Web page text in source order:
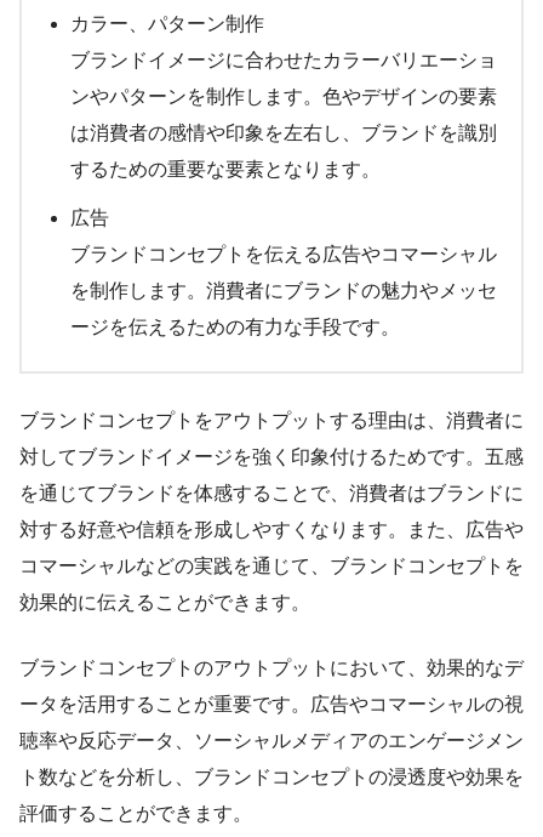
カラー、パターン制作
ブランドイメージに合わせたカラーバリエーショ
ンやパターンを制作します。色やデザインの要素
は消費者の感情や印象を左右し、ブランドを識別
するための重要な要素となります。
広告
ブランドコンセプトを伝える広告やコマーシャル
を制作します。消費者にブランドの魅力やメッセ
ージを伝えるための有力な手段です。
ブランドコンセプトをアウトプットする理由は、消費者に
対してブランドイメージを強く印象付けるためです。五感
を通じてブランドを体感することで、消費者はブランドに
対する好意や信頼を形成しやすくなります。また、広告や
コマーシャルなどの実践を通じて、ブランドコンセプトを
効果的に伝えることができます。
ブランドコンセプトのアウトプットにおいて、効果的なデ
ータを活用することが重要です。広告やコマーシャルの視
聴率や反応データ、ソーシャルメディアのエンゲージメン
ト数などを分析し、ブランドコンセプトの浸透度や効果を
評価することができます。